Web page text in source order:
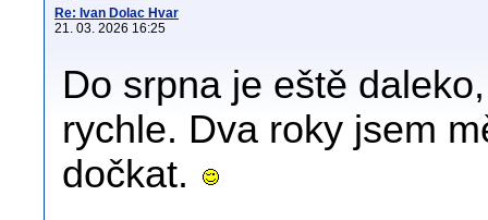
Re: Ivan Dolac Hvar
21. 03. 2026 16:25
Do srpna je eště
rychle. Dva roky jsem
dočkat.